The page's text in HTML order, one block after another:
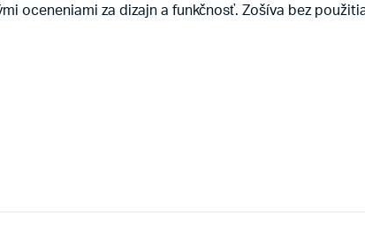
oceneniami za dizajn a funkčnosť. Zošíva bez